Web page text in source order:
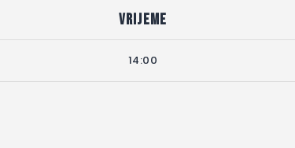
Vrijeme
14:00